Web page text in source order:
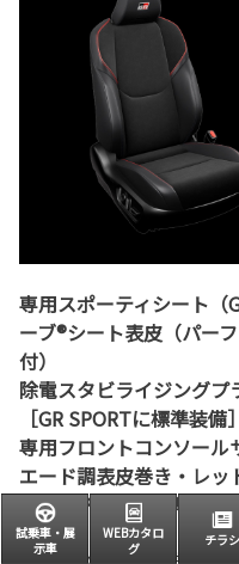
専用スポーティシート（
ーブ®シート表皮（パー
付）
除電スタビライジングプ
［GR SPORTに標準装備］
専用フロントコンソー
エード調表皮巻き・レッ
［GR SPORTに標準装
試乗車・展
示車
WEBカタロ
グ
チラシ